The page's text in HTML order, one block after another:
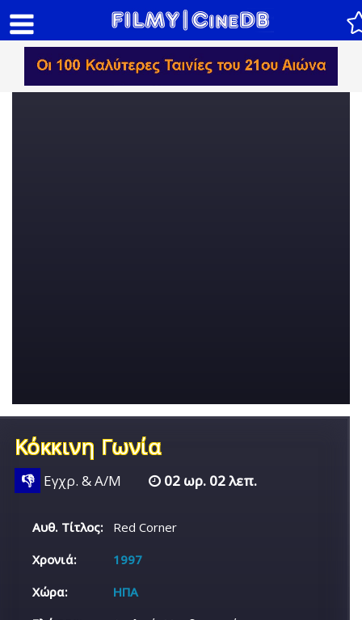
Κόκκινη Γωνία
👎 Εγχρ. & Α/Μ 02 ωρ. 02 λεπ.
Αυθ. Τίτλος:
Red Corner
Χρονιά:
1997
Χώρα:
ΗΠΑ